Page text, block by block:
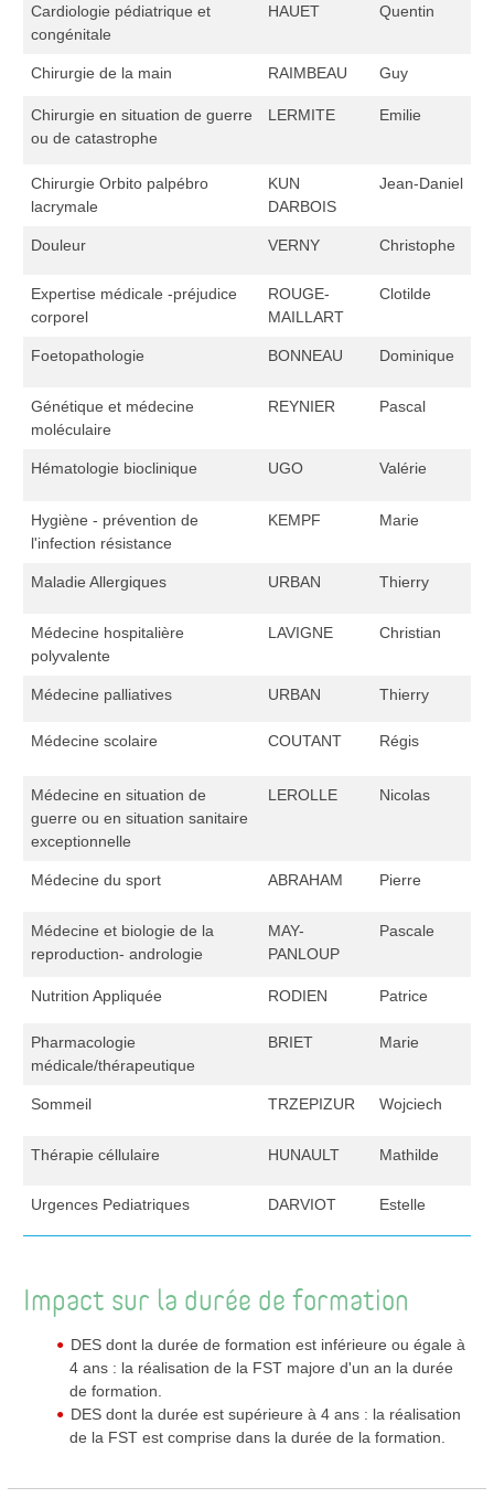
Cardiologie pédiatrique et
congénitale
HAUET Quentin
Chirurgie de la main RAIMBEAU Guy
Chirurgie en situation de guerre
ou de catastrophe
LERMITE Emilie
Chirurgie Orbito palpébro
lacrymale
KUN
DARBOIS
Jean-Daniel
Douleur VERNY Christophe
Expertise médicale -préjudice
corporel
ROUGE-
MAILLART
Clotilde
Foetopathologie BONNEAU Dominique
Génétique et médecine
moléculaire
REYNIER Pascal
Hématologie bioclinique UGO Valérie
Hygiène - prévention de
l'infection résistance
KEMPF Marie
Maladie Allergiques URBAN Thierry
Médecine hospitalière
polyvalente
LAVIGNE Christian
Médecine palliatives URBAN Thierry
Médecine scolaire COUTANT Régis
Médecine en situation de
guerre ou en situation sanitaire
exceptionnelle
LEROLLE Nicolas
Médecine du sport ABRAHAM Pierre
Médecine et biologie de la
reproduction- andrologie
MAY-
PANLOUP
Pascale
Nutrition Appliquée RODIEN Patrice
Pharmacologie
médicale/thérapeutique
BRIET Marie
Sommeil TRZEPIZUR Wojciech
Thérapie céllulaire HUNAULT Mathilde
Urgences Pediatriques DARVIOT Estelle
Impact sur la durée de formation
DES dont la durée de formation est inférieure ou égale à
4 ans : la réalisation de la FST majore d'un an la durée
de formation.
DES dont la durée est supérieure à 4 ans : la réalisation
de la FST est comprise dans la durée de la formation.